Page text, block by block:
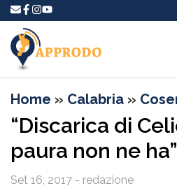
Home » Calabria »
“Discarica di
paura non ne ha”
Set 16, 2017 - redazione